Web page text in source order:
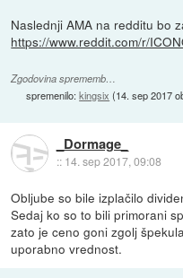
Naslednji AMA na redditu bo
https://www.reddit.com/r/
Zgodovina sprememb…
spremenilo:kingsix (14. sep 2017
_Dormage_
:: 14. sep 2017, 09:08
Obljube so bile izplačilo
Sedaj ko so to bili primorani
zato je ceno goni zgolj
uporabno vrednost.